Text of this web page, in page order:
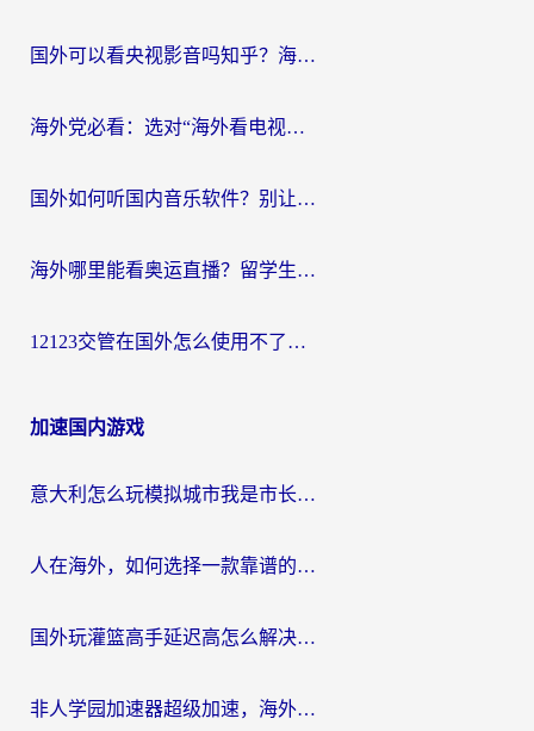
国外可以看央视影音吗知乎？海外党亲测有效的回国加速方案
海外党必看：选对“海外看电视剧软件”，再也不用愁国内剧刷不了
国外如何听国内音乐软件？别让地域限制，断了你的中文歌单
海外哪里能看奥运直播？留学生&海外华人必看的体育赛事观赛终极指南
12123交管在国外怎么使用不了？海外华人必看的无缝访问国内资源指南
加速国内游戏
意大利怎么玩模拟城市我是市长？海外党国服游戏加速终极攻略（附三国3量子特攻解决办法）
人在海外，如何选择一款靠谱的玩剑灵2加速器？
国外玩灌篮高手延迟高怎么解决？海外玩家国服游戏加速终极指南
非人学园加速器超级加速，海外玩家重返国服的通行证